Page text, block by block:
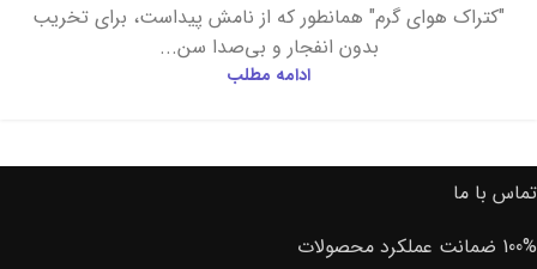
"کتراک هوای گرم" همانطور که از نامش پیداست، برای تخریب
بدون انفجار و بی‌صدا سن...
ادامه مطلب
تماس با ما
100% ضمانت عملکرد محصولات